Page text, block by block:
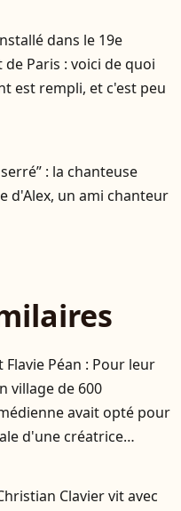
dans le 19e
Paris : voici de quoi
est rempli, et c'est peu
: la chanteuse
d'Alex, un ami chanteur
Péan : Pour leur
village de 600
avait opté pour
d'une créatrice
Clavier vit avec